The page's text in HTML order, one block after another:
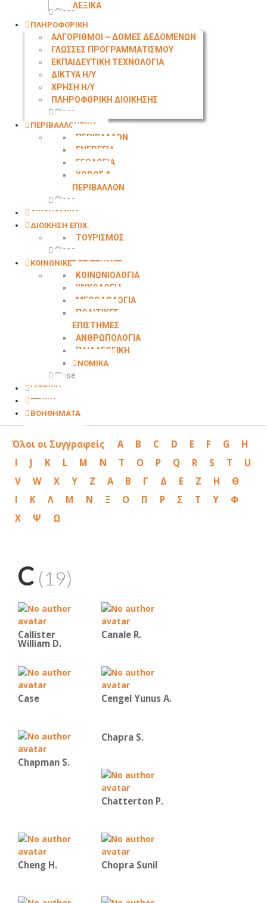
ΛΕΞΙΚΑ
Close
ΠΛΗΡΟΦΟΡΙΚΗ
ΑΛΓΟΡΙΘΜΟΙ – ΔΟΜΕΣ ΔΕΔΟΜΕΝΩΝ
ΓΛΩΣΣΕΣ ΠΡΟΓΡΑΜΜΑΤΙΣΜΟΥ
ΕΚΠΑΙΔΕΥΤΙΚΗ ΤΕΧΝΟΛΟΓΙΑ
ΔΙΚΤΥΑ Η/Υ
ΧΡΗΣΗ Η/Υ
ΠΛΗΡΟΦΟΡΙΚΗ ΔΙΟΙΚΗΣΗΣ
Close
ΠΕΡΙΒΑΛΛΟΝΤΙΚΑ
ΠΕΡΙΒΑΛΛΟΝ
ΕΝΕΡΓΕΙΑ
ΓΕΩΛOΓΙΑ
ΧΩΡΟΣ &
ΠΕΡΙΒΑΛΛΟΝ
Close
ΟΙΚΟΝΟΜΙΚΑ
ΔΙΟΙΚΗΣΗ ΕΠΙΧ.
ΤΟΥΡΙΣΜΟΣ
Close
ΚΟΙΝΩΝΙΚΕΣ ΕΠΙΣΤΗΜΕΣ
ΚΟΙΝΩΝΙΟΛΟΓΙΑ
ΨΥΧΟΛΟΓΙΑ
ΜΕΘΟΔΟΛΟΓΙΑ
ΠΟΛΙΤΙΚΕΣ
ΕΠΙΣΤΗΜΕΣ
ΑΝΘΡΩΠΟΛΟΓΙΑ
ΠΑΙΔΑΓΩΓΙΚΗ
ΝΟΜΙΚΑ
Close
ΙΑΤΡΙΚΗ
ΓΕΝΙΚΑ
ΒΟΗΘΗΜΑΤΑ
Όλοι οι Συγγραφείς A B C D E F G
H
I
J K L M N T O P Q R S T
U
V
W X Y Z Α Β Γ Δ Ε Ζ Η
Θ
Ι
Κ Λ Μ Ν Ξ Ο Π Ρ Σ Τ Υ
Φ
Χ
Ψ Ω
C (19)
Callister
William D.
Canale R.
Case Cengel Yunus A.
Chapman S.
Chapra S.
Chatterton P.
Cheng H. Chopra Sunil